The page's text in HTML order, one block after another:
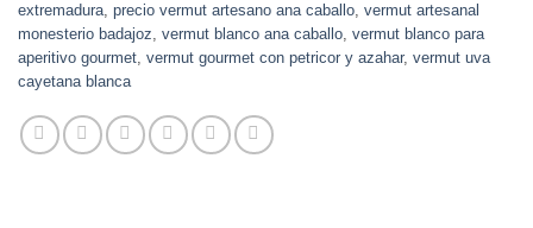
extremadura, precio vermut artesano ana caballo, vermut artesanal
monesterio badajoz, vermut blanco ana caballo, vermut blanco para
aperitivo gourmet, vermut gourmet con petricor y azahar, vermut uva
cayetana blanca